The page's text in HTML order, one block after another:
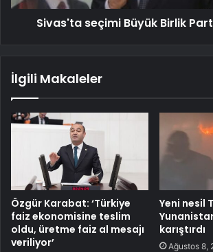
Sivas'ta seçimi Büyük Birlik
İlgili Makaleler
Özgür Karabat: ‘Türkiye
faiz ekonomisine teslim
oldu, üretme faiz al mesajı
veriliyor’
Yeni nesil
karıştırdı
Ağustos 8,